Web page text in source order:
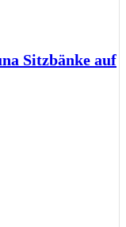
Sitzbänke auf